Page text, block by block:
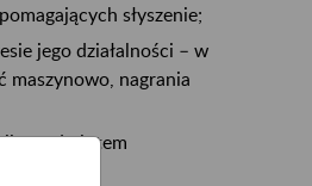
słyszenie;
jego działalności – w
maszynowo, nagrania
z podmiotem